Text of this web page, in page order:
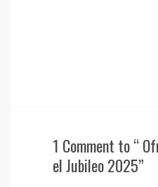
1 Comment to “
el Jubileo 2025”